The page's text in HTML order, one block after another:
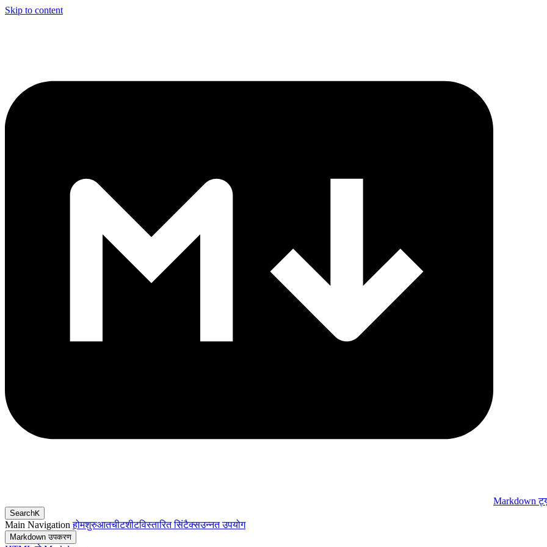
Skip to content
Markdown
SearchK
Main Navigationहोमशुरुआतचीटशीटविस्तारित सिंटैक्सउन्नत उपयोग
Markdown उपकरण